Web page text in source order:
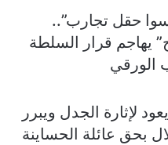
حقل تجارب”..
يهاجم قرار السلطة
الورقي
لإثارة الجدل ويبرر
بحق عائلة الحساينة